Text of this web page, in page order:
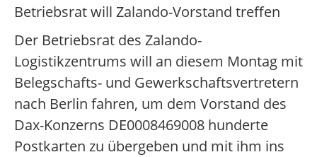
Betriebsrat will Zalando-Vorstand treffen
Der Betriebsrat des Zalando-
Logistikzentrums will an diesem Montag mit
Belegschafts- und Gewerkschaftsvertretern
nach Berlin fahren, um dem Vorstand des
Dax-Konzerns DE0008469008 hunderte
Postkarten zu übergeben und mit ihm ins